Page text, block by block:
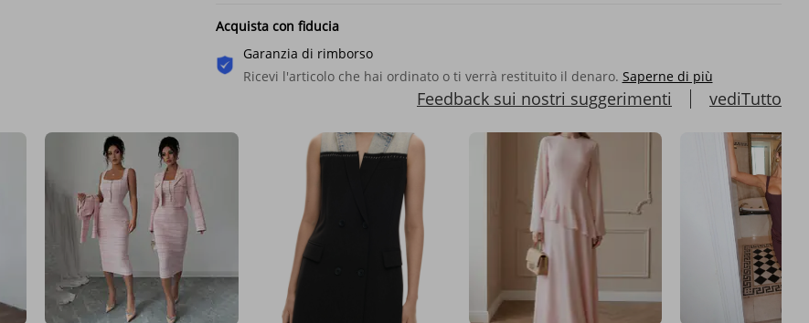
Acquista con fiducia
Garanzia di rimborso
Ricevi l'articolo che hai ordinato o ti verrà restituito il denaro. Saperne di più
Feedback sui nostri suggerimenti vediTutto